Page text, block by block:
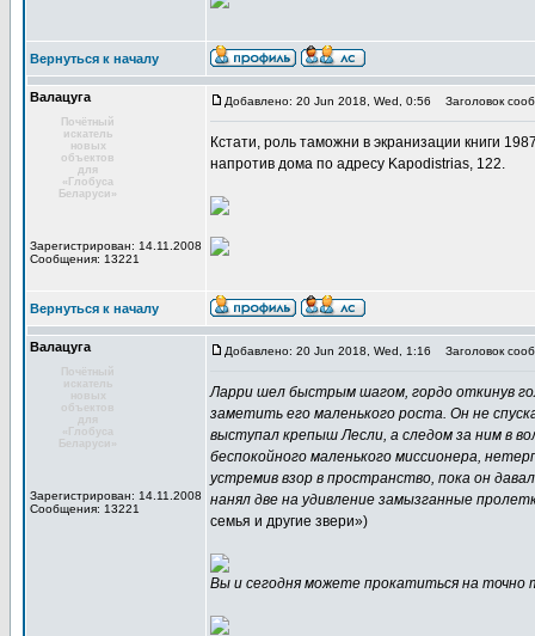
Вернуться к началу
Валацуга
Почётный
искатель
новых
объектов
для
«Глобуса
Беларуси»
Зарегистрирован: 14.11.2008
Сообщения: 13221
Добавлено: 20 Jun 2018, Wed, 0:56 Заголовок
Кстати, роль таможни в экранизации книги
напротив дома по адресу Kapodistrias, 122.
Вернуться к началу
Валацуга
Почётный
искатель
новых
объектов
для
«Глобуса
Беларуси»
Зарегистрирован: 14.11.2008
Сообщения: 13221
Добавлено: 20 Jun 2018, Wed, 1:16 Заголовок
Ларри шел быстрым шагом, гордо откинув
заметить его маленького роста. Он не
выступал крепыш Лесли, а следом за ним в
беспокойного маленького миссионера,
устремив взор в пространство, пока он
нанял две на удивление замызганные
семья и другие звери»)
Вы и сегодня можете прокатиться на точно